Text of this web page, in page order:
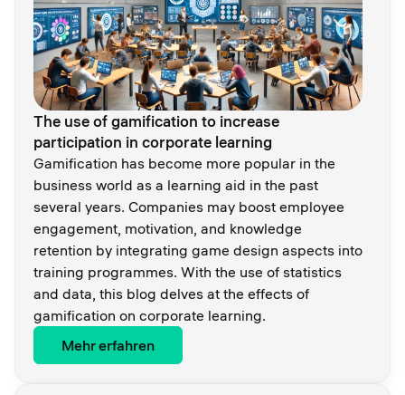
The use of gamification to increase
participation in corporate learning
Gamification has become more popular in the
business world as a learning aid in the past
several years. Companies may boost employee
engagement, motivation, and knowledge
retention by integrating game design aspects into
training programmes. With the use of statistics
and data, this blog delves at the effects of
gamification on corporate learning.
Mehr erfahren